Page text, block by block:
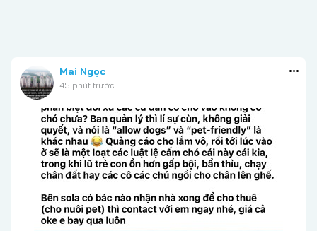
Mai Ngọc
45 phút trước